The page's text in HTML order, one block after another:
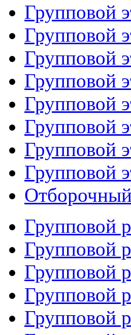
Групповой
Групповой
Групповой
Групповой
Групповой
Групповой
Групповой
Групповой
Групповой
Групповой
Групповой
Групповой
Групповой